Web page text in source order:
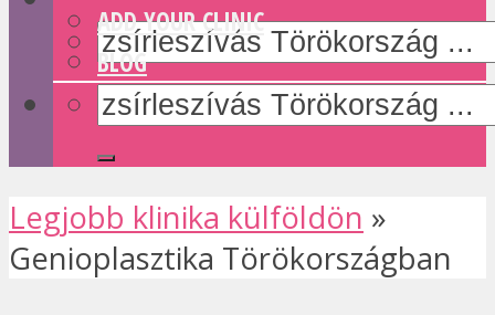
ADD YOUR CLINIC
BLOG
Legjobb klinika külföldön »
Genioplasztika Törökországban